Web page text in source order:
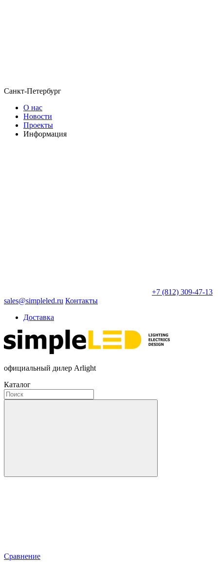
Санкт-Петербург
О нас
Новости
Проекты
Информация
+7 (812) 309-47-13
sales@simpleled.ru Контакты
Доставка
официальный дилер Arlight
Каталог
Сравнение